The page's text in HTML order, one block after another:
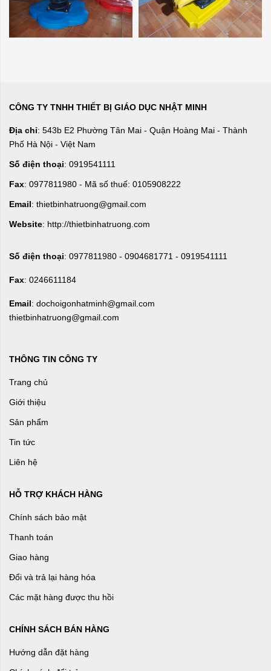
CÔNG TY TNHH THIẾT BỊ GIÁO DỤC NHẬT MINH
Địa chỉ: 543b E2 Phường Tân Mai - Quận Hoàng Mai - Thành
Phố Hà Nội - Việt Nam
Số điện thoại: 0919541111
Fax: 0977811980 - Mã số thuế: 0105908222
Email: thietbinhatruong@gmail.com
Website: http://thietbinhatruong.com
Số điện thoại: 0977811980 - 0904681771 - 0919541111
Fax: 0246611184
Email: dochoigonhatminh@gmail.com
thietbinhatruong@gmail.com
THÔNG TIN CÔNG TY
Trang chủ
Giới thiệu
Sản phẩm
Tin tức
Liên hệ
HỖ TRỢ KHÁCH HÀNG
Chính sách bảo mật
Thanh toán
Giao hàng
Đổi và trả lại hàng hóa
Các mặt hàng được thu hồi
CHÍNH SÁCH BÁN HÀNG
Hướng dẫn đặt hàng